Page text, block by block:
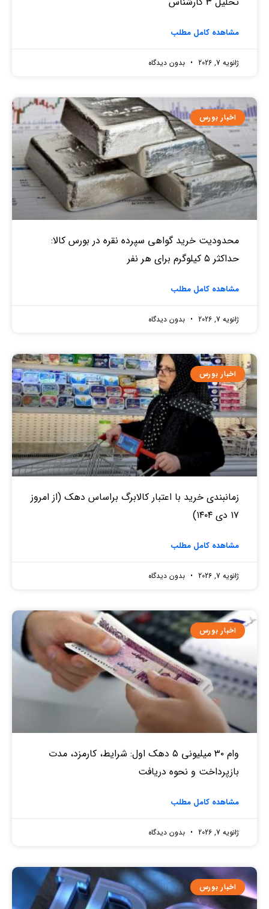
مشاهده کامل مطلب
ژانویه 7, 2026 بدون دیدگاه
اخبار بورس
محدودیت خرید گواهی سپرده نقره در بورس کالا:
حداکثر ۵ کیلوگرم برای هر نفر
مشاهده کامل مطلب
ژانویه 7, 2026 بدون دیدگاه
اخبار بورس
زمانبندی خرید با اعتبار کالابرگ براساس دهک (از امروز
۱۷ دی ۱۴۰۴)
مشاهده کامل مطلب
ژانویه 7, 2026 بدون دیدگاه
اخبار بورس
وام ۳۰ میلیونی ۵ دهک اول: شرایط، کارمزد، مدت
بازپرداخت و نحوه دریافت
مشاهده کامل مطلب
ژانویه 7, 2026 بدون دیدگاه
اخبار بورس